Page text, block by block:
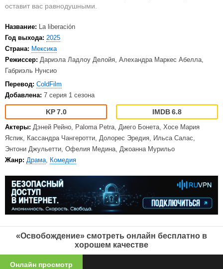
оставит вас равнодушными.
Название: La liberación
Год выхода: 2025
Страна: Мексика
Режиссер: Дариэла Ладлоу Делойя, Алехандра Маркес Абелла,
Габриэль Нунсио
Перевод: ColdFilm
Добавлена: 7 серия 1 сезона
7.0 6.8
Актеры: Дэней Рейно, Paloma Petra, Диего Бонета, Хосе Мария
Яспик, Кассандра Чангеротти, Долорес Эредия, Ильса Салас,
Энтони Джульетти, Офелия Медина, Джоанна Мурильо
Жанр: Драма, Комедия
«Освобождение» смотреть онлайн бесплатно в
хорошем качестве
Онлайн просмотр